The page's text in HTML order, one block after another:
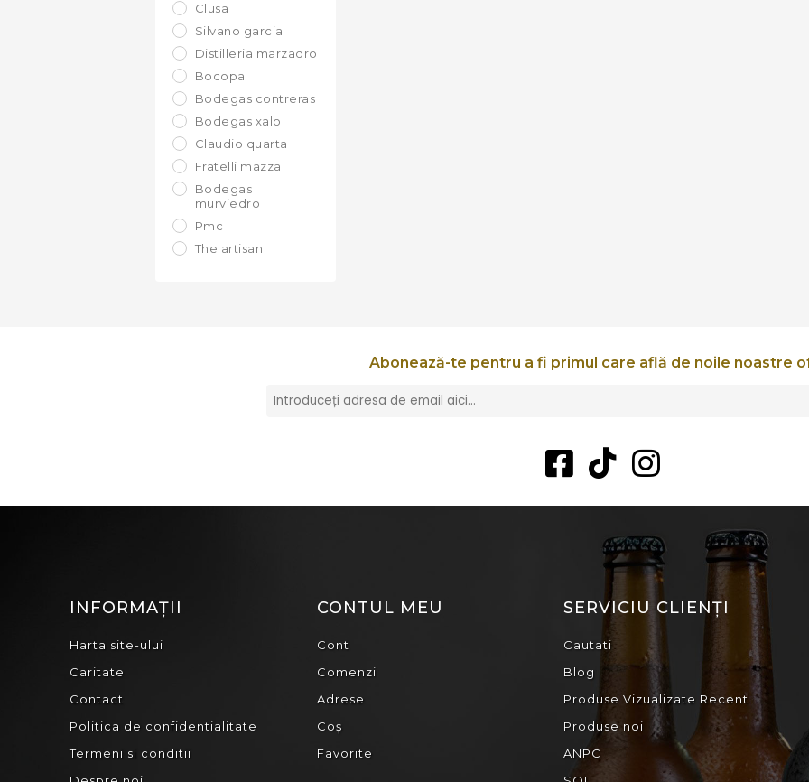
clusa
silvano garcia
distilleria marzadro
bocopa
bodegas contreras
bodegas xalo
claudio quarta
fratelli mazza
bodegas
murviedro
pmc
the artisan
Abonează-te pentru a fi primul care află de noile noastre
INFORMAȚII
Harta site-ului
Caritate
Contact
Politica de confidentialitate
Termeni si conditii
CONTUL MEU
Cont
Comenzi
Adrese
Coș
Favorite
SERVICIU CLIENȚI
Cautati
Blog
Produse Vizualizate Recent
Produse noi
ANPC